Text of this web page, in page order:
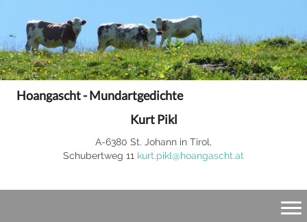
Hoangascht - Mundartgedichte
Kurt Pikl
A-6380 St. Johann in Tirol,
Schubertweg 11 kurt.pikl@hoangascht.at